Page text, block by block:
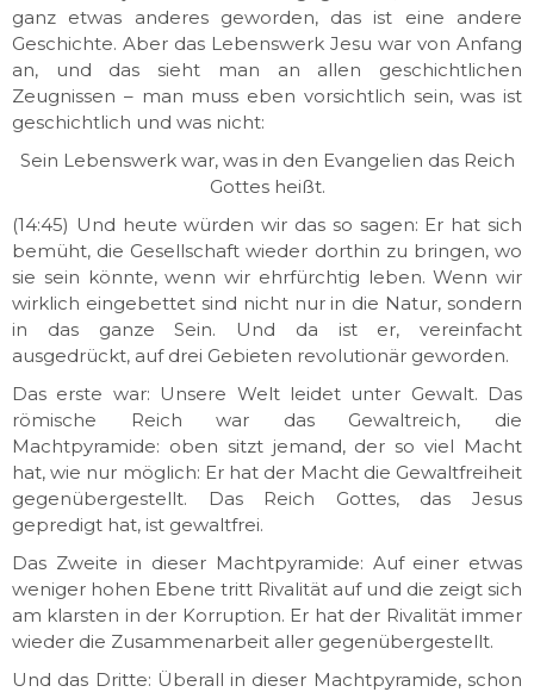
ganz etwas anderes geworden, das ist eine andere
Geschichte. Aber das Lebenswerk Jesu war von Anfang
an, und das sieht man an allen geschichtlichen
Zeugnissen – man muss eben vorsichtlich sein, was ist
geschichtlich und was nicht:
Sein Lebenswerk war, was in den Evangelien das Reich
Gottes heißt.
(14:45) Und heute würden wir das so sagen: Er hat sich
bemüht, die Gesellschaft wieder dorthin zu bringen, wo
sie sein könnte, wenn wir ehrfürchtig leben. Wenn wir
wirklich eingebettet sind nicht nur in die Natur, sondern
in das ganze Sein. Und da ist er, vereinfacht
ausgedrückt, auf drei Gebieten revolutionär geworden.
Das erste war: Unsere Welt leidet unter Gewalt. Das
römische Reich war das Gewaltreich, die
Machtpyramide: oben sitzt jemand, der so viel Macht
hat, wie nur möglich: Er hat der Macht die Gewaltfreiheit
gegenübergestellt. Das Reich Gottes, das Jesus
gepredigt hat, ist gewaltfrei.
Das Zweite in dieser Machtpyramide: Auf einer etwas
weniger hohen Ebene tritt Rivalität auf und die zeigt sich
am klarsten in der Korruption. Er hat der Rivalität immer
wieder die Zusammenarbeit aller gegenübergestellt.
Und das Dritte: Überall in dieser Machtpyramide, schon